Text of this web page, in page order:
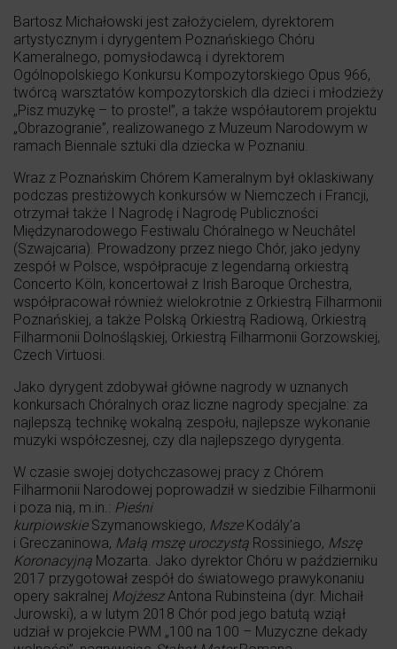
Bartosz Michałowski jest założycielem, dyrektorem
artystycznym i dyrygentem Poznańskiego Chóru
Kameralnego, pomysłodawcą i dyrektorem
Ogólnopolskiego Konkursu Kompozytorskiego Opus 966,
twórcą warsztatów kompozytorskich dla dzieci i młodzieży
„Pisz muzykę – to proste!”, a także współautorem projektu
„Obrazogranie”, realizowanego z Muzeum Narodowym w
ramach Biennale sztuki dla dziecka w Poznaniu.
Wraz z Poznańskim Chórem Kameralnym był oklaskiwany
podczas prestiżowych konkursów w Niemczech i Francji,
otrzymał także I Nagrodę i Nagrodę Publiczności
Międzynarodowego Festiwalu Chóralnego w Neuchâtel
(Szwajcaria). Prowadzony przez niego Chór, jako jedyny
zespół w Polsce, współpracuje z legendarną orkiestrą
Concerto Köln, koncertował z Irish Baroque Orchestra,
współpracował również wielokrotnie z Orkiestrą Filharmonii
Poznańskiej, a także Polską Orkiestrą Radiową, Orkiestrą
Filharmonii Dolnośląskiej, Orkiestrą Filharmonii Gorzowskiej,
Czech Virtuosi.
Jako dyrygent zdobywał główne nagrody w uznanych
konkursach Chóralnych oraz liczne nagrody specjalne: za
najlepszą technikę wokalną zespołu, najlepsze wykonanie
muzyki współczesnej, czy dla najlepszego dyrygenta.
W czasie swojej dotychczasowej pracy z Chórem
Filharmonii Narodowej poprowadził w siedzibie Filharmonii
i poza nią, m.in.: Pieśni
kurpiowskieSzymanowskiego, MszeKodály’a
i Greczaninowa, Małą mszę uroczystą Rossiniego, Mszę
Koronacyjną Mozarta. Jako dyrektor Chóru w październiku
2017 przygotował zespół do światowego prawykonaniu
opery sakralnej MojżeszAntona Rubinsteina (dyr. Michaił
Jurowski), a w lutym 2018 Chór pod jego batutą wziął
udział w projekcie PWM „100 na 100 – Muzyczne dekady